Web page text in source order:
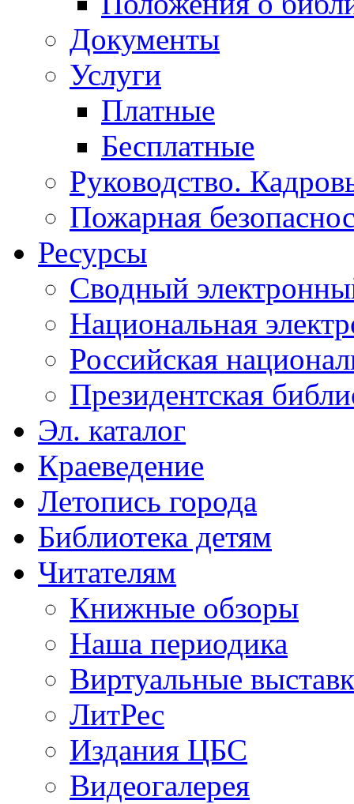
Документы
Услуги
Платные
Бесплатные
Руководство.
Пожарная
Ресурсы
Сводный
Национальная
Российская
Президентская
Эл. каталог
Краеведение
Летопись города
Библиотека детям
Читателям
Книжные обзоры
Наша периодика
Виртуальные
ЛитРес
Издания ЦБС
Видеогалерея